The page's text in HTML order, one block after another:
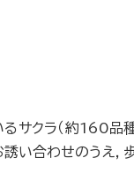
クラ（約160品種
誘い合わせのう